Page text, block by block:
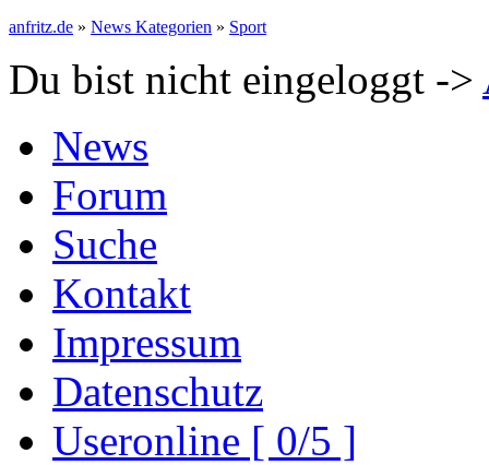
anfritz.de » News Kategorien » Sport
Du bist nicht eingeloggt ->
News
Forum
Suche
Kontakt
Impressum
Datenschutz
Useronline [ 0/5 ]